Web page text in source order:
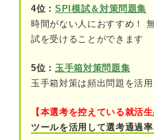
4位： SPI模試＆対策問題集
時間がない人におすすめ！
試を受けることができます
5位： 玉手箱対策問題集
玉手箱対策は頻出問題を活
【本選考を控えている就活生
ツールを活用して選考通過率